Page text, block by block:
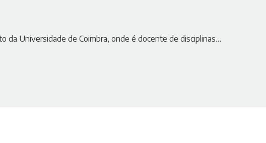
da Universidade de Coimbra, onde é docente de disciplinas…